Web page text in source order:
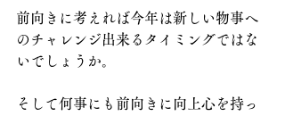
前向きに考えれば今年は新しい物事へ
のチャレンジ出来るタイミングではな
いでしょうか。
そして何事にも前向きに向上心を持っ